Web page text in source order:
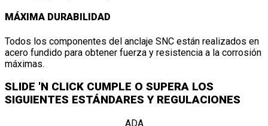
MÁXIMA DURABILIDAD
Todos los componentes del anclaje SNC están realizados en
acero fundido para obtener fuerza y resistencia a la corrosión
máximas.
SLIDE 'N CLICK CUMPLE O SUPERA LOS
SIGUIENTES ESTÁNDARES Y REGULACIONES
ADA